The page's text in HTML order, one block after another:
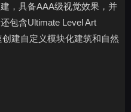
，具备AAA级视觉效果，并
包含Ultimate Level Art
建自定义模块化建筑和自然